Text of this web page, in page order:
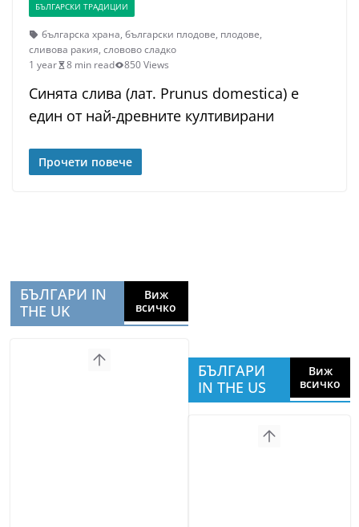
БЪЛГАРСКИ ТРАДИЦИИ
българска храна, български плодове, плодове,
сливова ракия, словово сладко
1 year
8 min read 850 Views
Синята слива (лат. Prunus domestica) е
един от най-древните култивирани
Прочети повече
БЪЛГАРИ IN
THE UK
Виж
всичко
БЪЛГАРИ
IN THE US
Виж
всичко